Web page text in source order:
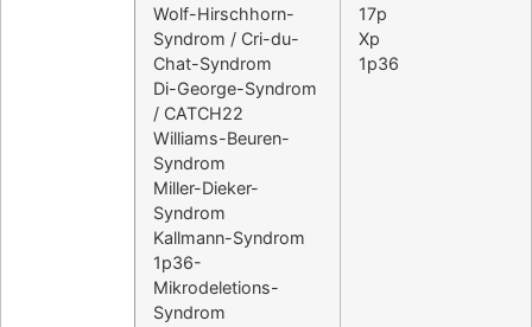
Wolf-Hirschhorn-
Syndrom / Cri-du-
Chat-Syndrom
Di-George-Syndrom
/ CATCH22
Williams-Beuren-
Syndrom
Miller-Dieker-
Syndrom
Kallmann-Syndrom
1p36-
Mikrodeletions-
Syndrom
17p
Xp
1p36